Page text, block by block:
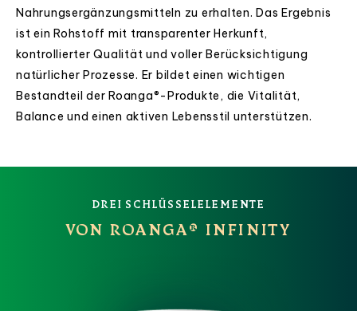
Nahrungsergänzungsmitteln zu erhalten. Das Ergebnis
ist ein Rohstoff mit transparenter Herkunft,
kontrollierter Qualität und voller Berücksichtigung
natürlicher Prozesse. Er bildet einen wichtigen
Bestandteil der Roanga®-Produkte, die Vitalität,
Balance und einen aktiven Lebensstil unterstützen.
DREI SCHLÜSSELELEMENTE
VON ROANGA® INFINITY